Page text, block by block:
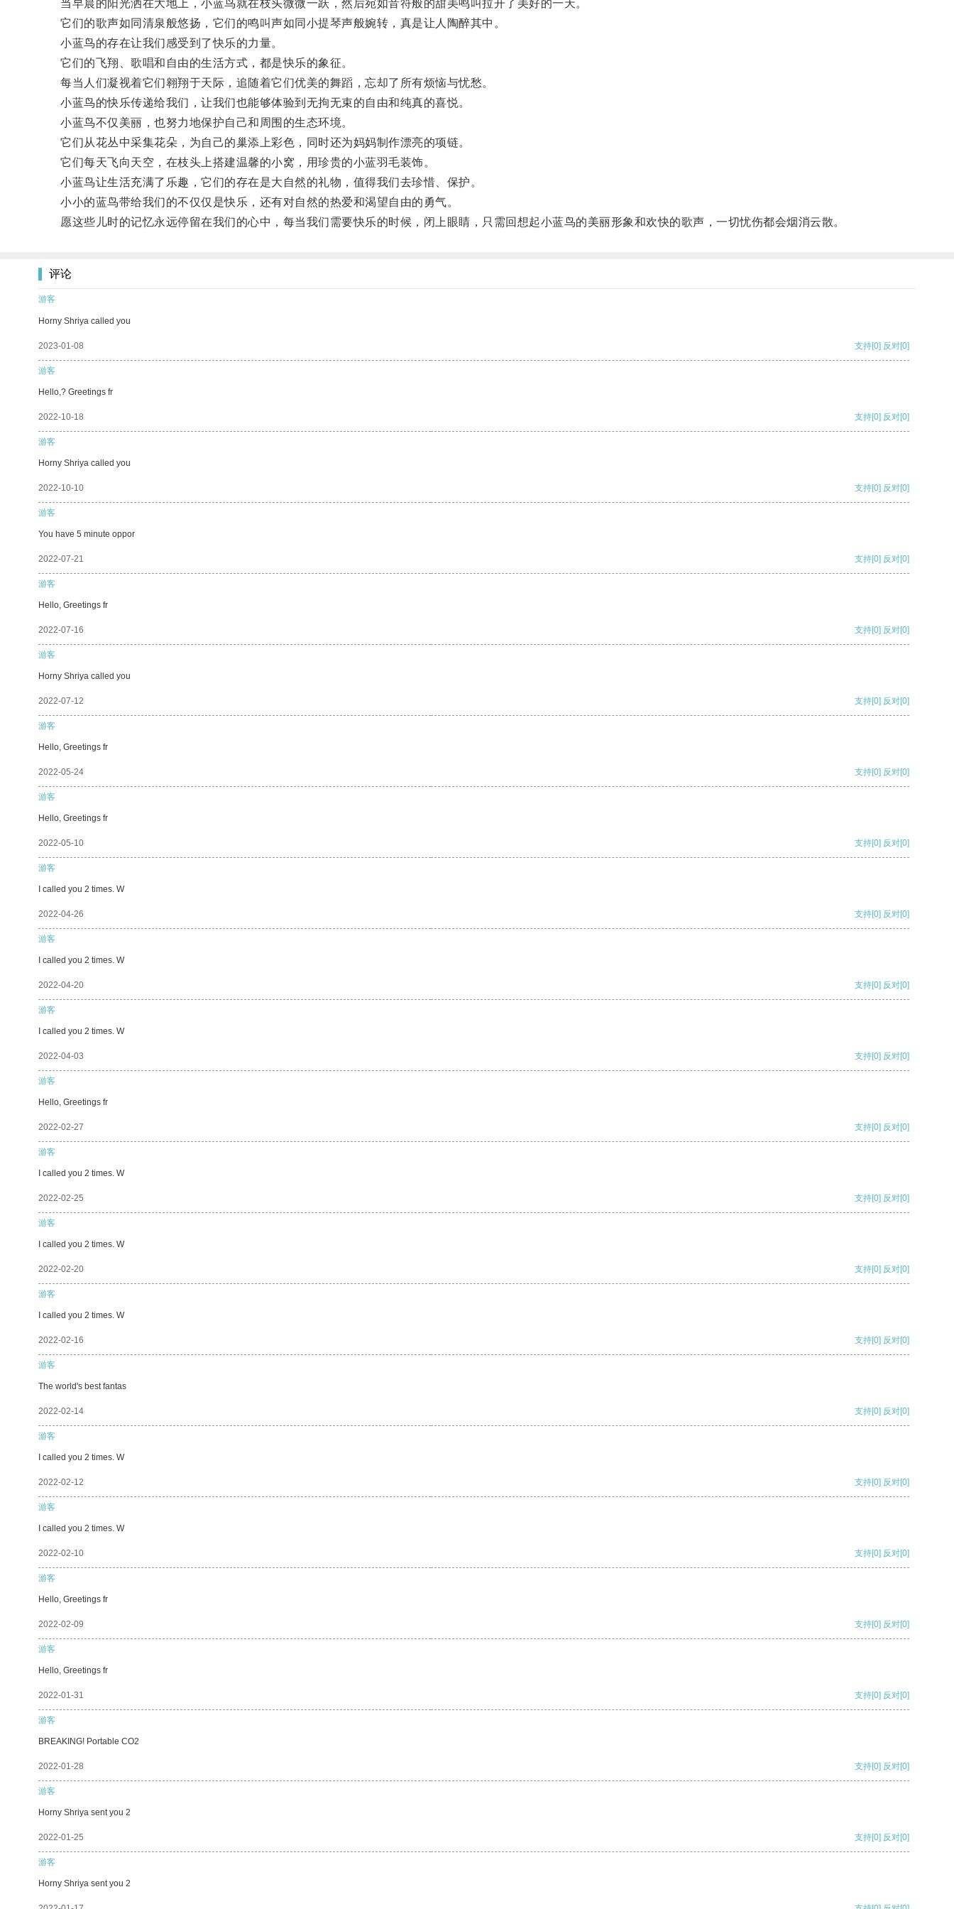
当早晨的阳光洒在大地上，小蓝鸟就在枝头微微一跃，然后宛如音符般的甜美鸣叫拉开了美好的一天。
它们的歌声如同清泉般悠扬，它们的鸣叫声如同小提琴声般婉转，真是让人陶醉其中。
小蓝鸟的存在让我们感受到了快乐的力量。
它们的飞翔、歌唱和自由的生活方式，都是快乐的象征。
每当人们凝视着它们翱翔于天际，追随着它们优美的舞蹈，忘却了所有烦恼与忧愁。
小蓝鸟的快乐传递给我们，让我们也能够体验到无拘无束的自由和纯真的喜悦。
小蓝鸟不仅美丽，也努力地保护自己和周围的生态环境。
它们从花丛中采集花朵，为自己的巢添上彩色，同时还为妈妈制作漂亮的项链。
它们每天飞向天空，在枝头上搭建温馨的小窝，用珍贵的小蓝羽毛装饰。
小蓝鸟让生活充满了乐趣，它们的存在是大自然的礼物，值得我们去珍惜、保护。
小小的蓝鸟带给我们的不仅仅是快乐，还有对自然的热爱和渴望自由的勇气。
愿这些儿时的记忆永远停留在我们的心中，每当我们需要快乐的时候，闭上眼睛，只需回想起小蓝鸟的美丽形象和欢快的歌声，一切忧伤都会烟消云散。
评论
游客
Horny Shriya called you
2023-01-08 支持[0] 反对[0]
游客
Hello,? Greetings fr
2022-10-18 支持[0] 反对[0]
游客
Horny Shriya called you
2022-10-10 支持[0] 反对[0]
游客
You have 5 minute oppor
2022-07-21 支持[0] 反对[0]
游客
Hello, Greetings fr
2022-07-16 支持[0] 反对[0]
游客
Horny Shriya called you
2022-07-12 支持[0] 反对[0]
游客
Hello, Greetings fr
2022-05-24 支持[0] 反对[0]
游客
Hello, Greetings fr
2022-05-10 支持[0] 反对[0]
游客
I called you 2 times. W
2022-04-26 支持[0] 反对[0]
游客
I called you 2 times. W
2022-04-20 支持[0] 反对[0]
游客
I called you 2 times. W
2022-04-03 支持[0] 反对[0]
游客
Hello, Greetings fr
2022-02-27 支持[0] 反对[0]
游客
I called you 2 times. W
2022-02-25 支持[0] 反对[0]
游客
I called you 2 times. W
2022-02-20 支持[0] 反对[0]
游客
I called you 2 times. W
2022-02-16 支持[0] 反对[0]
游客
The world's best fantas
2022-02-14 支持[0] 反对[0]
游客
I called you 2 times. W
2022-02-12 支持[0] 反对[0]
游客
I called you 2 times. W
2022-02-10 支持[0] 反对[0]
游客
Hello, Greetings fr
2022-02-09 支持[0] 反对[0]
游客
Hello, Greetings fr
2022-01-31 支持[0] 反对[0]
游客
BREAKING! Portable CO2
2022-01-28 支持[0] 反对[0]
游客
Horny Shriya sent you 2
2022-01-25 支持[0] 反对[0]
游客
Horny Shriya sent you 2